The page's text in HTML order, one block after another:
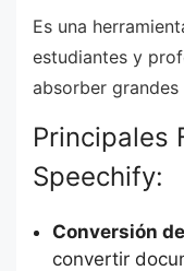
Es una
estudiantes y
absorber
Principales
Speechify:
Conversión
convertir